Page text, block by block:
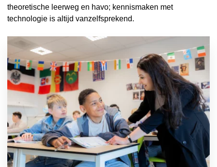
theoretische leerweg en havo; kennismaken met
technologie is altijd vanzelfsprekend.